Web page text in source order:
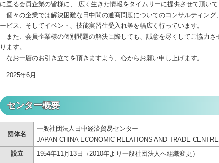
に亘る会員企業の皆様に、 広く生きた情報をタイムリーに提供させて頂い
個々の企業では解決困難な日中間の通商問題についてのコンサルティング
ービス、そしてイベント、技能実習生受入れ等を幅広く行っています。
また、会員企業様の個別問題の解決に際しても、誠意を尽くしてご協力さ
ります。
なお一層のお引き立てを頂きますよう、心からお願い申し上げます。
2025年6月
センター概要
団体名
一般社団法人日中経済貿易センター
JAPAN-CHINA ECONOMIC RELATIONS AND TRADE
設立
1954年11月13日（2010年より一般社団法人へ組織変更）